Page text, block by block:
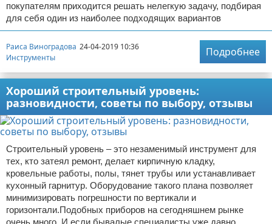
покупателям приходится решать нелегкую задачу, подбирая
для себя один из наиболее подходящих вариантов
Раиса Виноградова 24-04-2019 10:36
Инструменты
Подробнее
Хороший строительный уровень:
разновидности, советы по выбору, отзывы
Строительный уровень – это незаменимый инструмент для
тех, кто затеял ремонт, делает кирпичную кладку,
кровельные работы, полы, тянет трубы или устанавливает
кухонный гарнитур. Оборудование такого плана позволяет
минимизировать погрешности по вертикали и
горизонтали.Подобных приборов на сегодняшнем рынке
очень много. И если бывалые специалисты уже давно